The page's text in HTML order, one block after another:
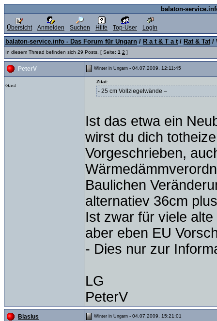
balaton-
Übersicht Anmelden Suchen Hilfe Top-User Login
balaton-service.info - Das Forum für Ungarn / R a t & T a t / Rat & Tat /
In diesem Thread befinden sich 29 Posts. [ Seite: 1 2 ]
PeterV Winter in Ungarn - 04.07.2009, 12:11:45
Gast
Zitat:
- 25 cm Vollziegelwände –
Ist das etwa ein
wirst du dich
Vorgeschrieben,
Baulichen
alternatiev 36cm
Ist zwar für viele
aber eben EU
- Dies nur zur
LG
PeterV
Blasius Winter in Ungarn - 04.07.2009, 15:21:01